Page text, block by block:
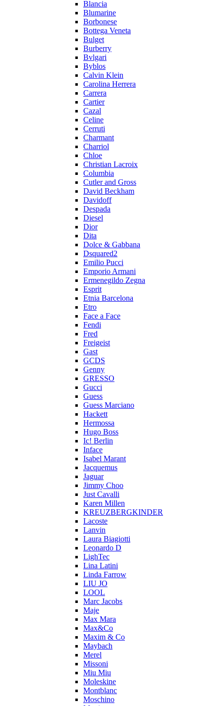
Blancia
Blumarine
Borbonese
Bottega Veneta
Bulget
Burberry
Bvlgari
Byblos
Calvin Klein
Carolina Herrera
Carrera
Cartier
Cazal
Celine
Cerruti
Charmant
Charriol
Chloe
Christian Lacroix
Columbia
Cutler and Gross
David Beckham
Davidoff
Despada
Diesel
Dior
Dita
Dolce & Gabbana
Dsquared2
Emilio Pucci
Emporio Armani
Ermenegildo Zegna
Esprit
Etnia Barcelona
Etro
Face a Face
Fendi
Fred
Freigeist
Gast
GCDS
Genny
GRESSO
Gucci
Guess
Guess Marciano
Hackett
Hermossa
Hugo Boss
Ic! Berlin
Inface
Isabel Marant
Jacquemus
Jaguar
Jimmy Choo
Just Cavalli
Karen Millen
KREUZBERGKINDER
Lacoste
Lanvin
Laura Biagiotti
Leonardo D
LighTec
Lina Latini
Linda Farrow
LIU JO
LOOL
Marc Jacobs
Maje
Max Mara
Max&Co
Maxim & Co
Maybach
Merel
Missoni
Miu Miu
Moleskine
Montblanc
Moschino